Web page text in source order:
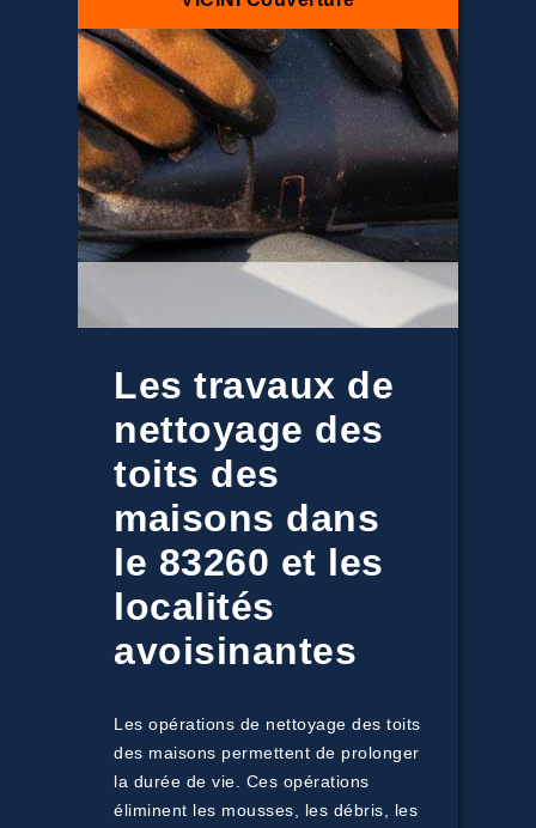
Les travaux de
nettoyage des
toits des
maisons dans
le 83260 et les
localités
avoisinantes
Les opérations de nettoyage des toits
des maisons permettent de prolonger
la durée de vie. Ces opérations
éliminent les mousses, les débris, les